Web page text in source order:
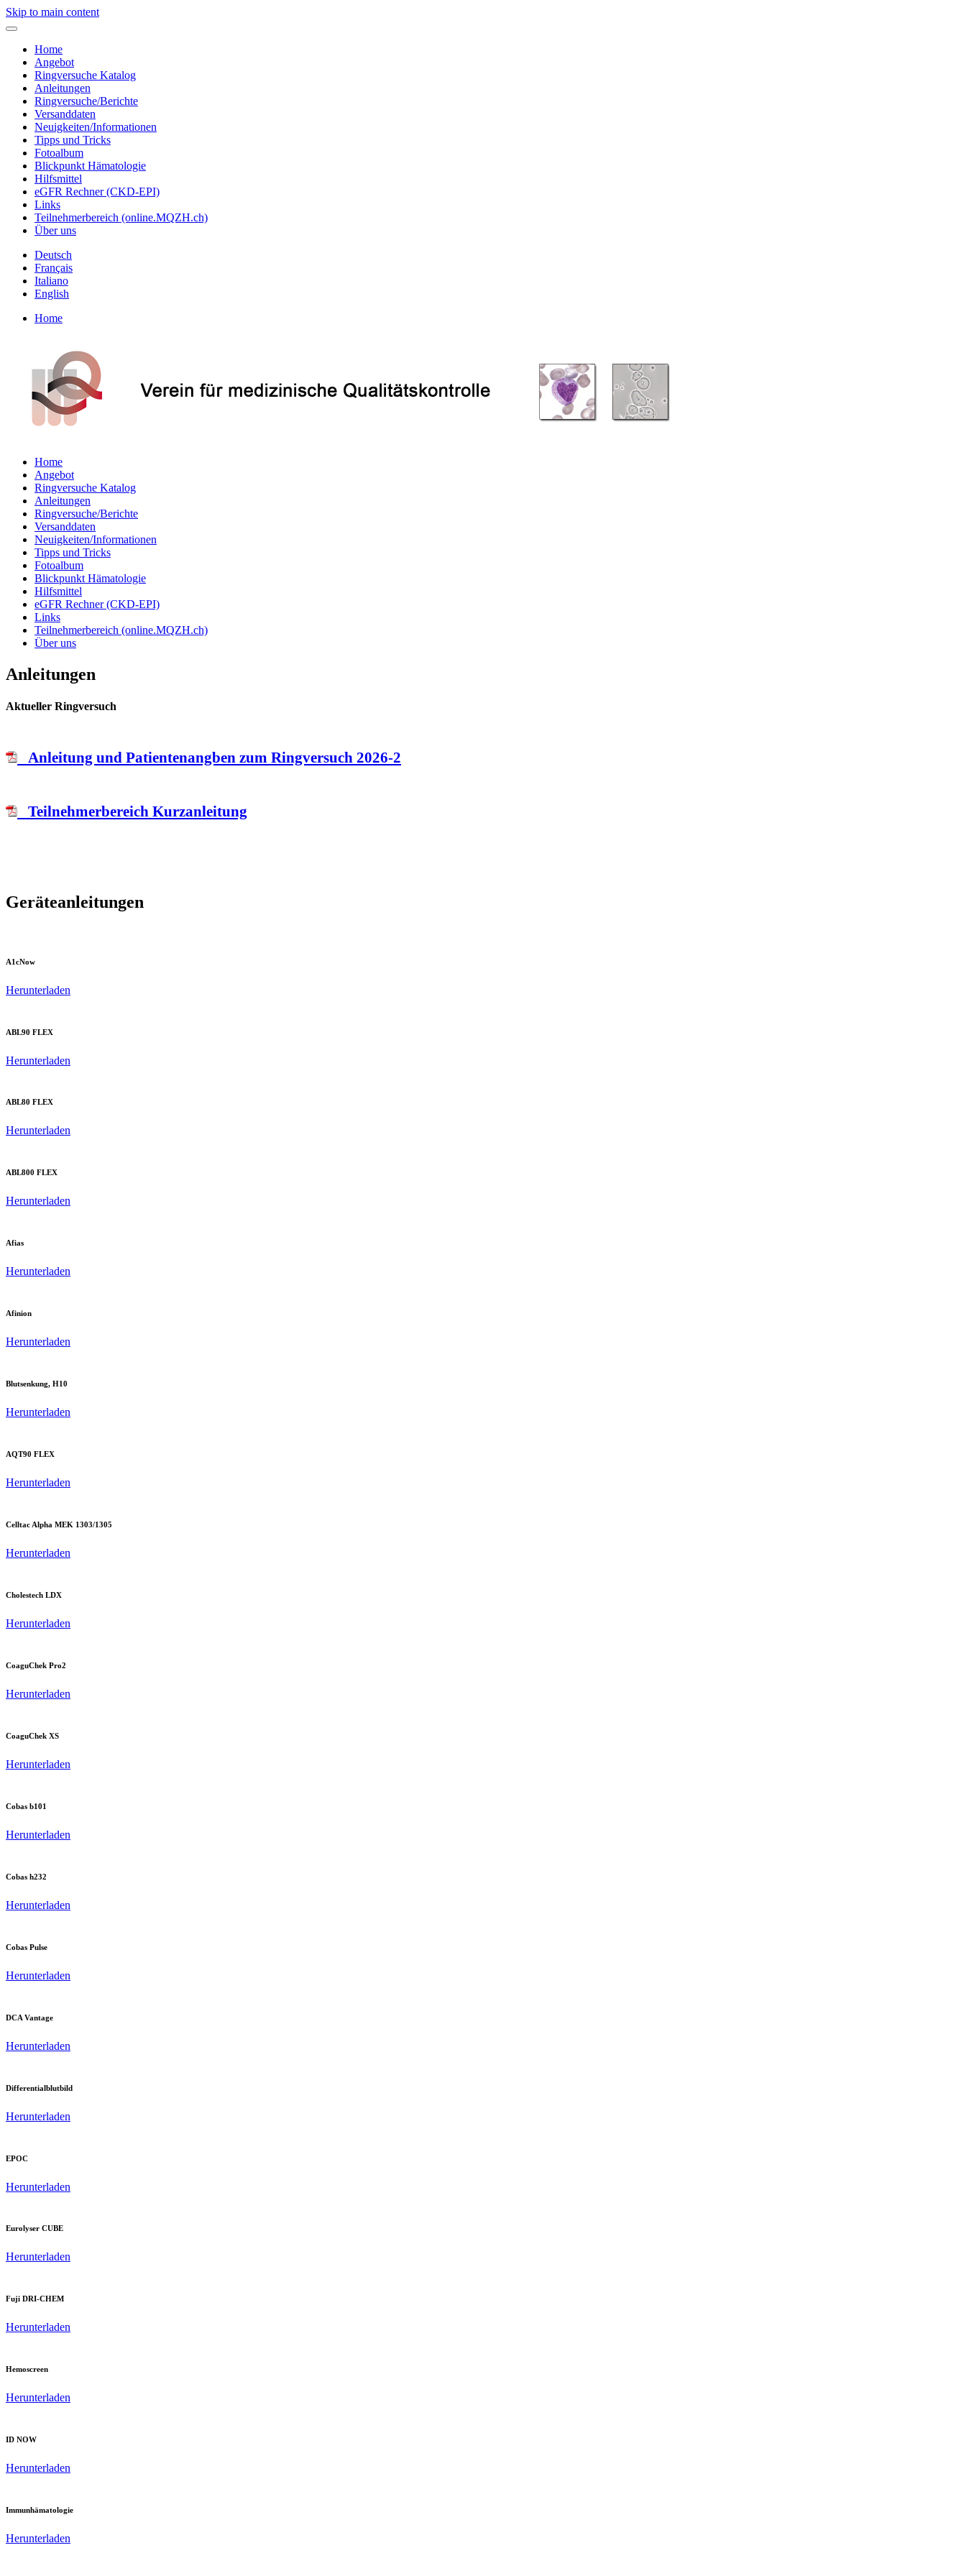
Skip to main content
Home
Angebot
Ringversuche Katalog
Anleitungen
Ringversuche/Berichte
Versanddaten
Neuigkeiten/Informationen
Tipps und Tricks
Fotoalbum
Blickpunkt Hämatologie
Hilfsmittel
eGFR Rechner (CKD-EPI)
Links
Teilnehmerbereich (online.MQZH.ch)
Über uns
Deutsch
Français
Italiano
English
Home
Home
Angebot
Ringversuche Katalog
Anleitungen
Ringversuche/Berichte
Versanddaten
Neuigkeiten/Informationen
Tipps und Tricks
Fotoalbum
Blickpunkt Hämatologie
Hilfsmittel
eGFR Rechner (CKD-EPI)
Links
Teilnehmerbereich (online.MQZH.ch)
Über uns
Anleitungen
Aktueller Ringversuch
Anleitung und Patientenangben zum Ringversuch 2026-2
Teilnehmerbereich Kurzanleitung
Geräteanleitungen
A1cNow
Herunterladen
ABL90 FLEX
Herunterladen
ABL80 FLEX
Herunterladen
ABL800 FLEX
Herunterladen
Afias
Herunterladen
Afinion
Herunterladen
Blutsenkung, H10
Herunterladen
AQT90 FLEX
Herunterladen
Celltac Alpha MEK 1303/1305
Herunterladen
Cholestech LDX
Herunterladen
CoaguChek Pro2
Herunterladen
CoaguChek XS
Herunterladen
Cobas b101
Herunterladen
Cobas h232
Herunterladen
Cobas Pulse
Herunterladen
DCA Vantage
Herunterladen
Differentialblutbild
Herunterladen
EPOC
Herunterladen
Eurolyser CUBE
Herunterladen
Fuji DRI-CHEM
Herunterladen
Hemoscreen
Herunterladen
ID NOW
Herunterladen
Immunhämatologie
Herunterladen